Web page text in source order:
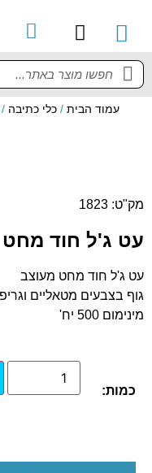
עמוד הבית / כלי כתיבה /
מק"ט: 1823
עט ג'ל חוד מחט
עט ג'ל חוד מחט מעוצב
גוף בצבעים מטאליים וגריפ
מינימום 500 יח'
כמות: